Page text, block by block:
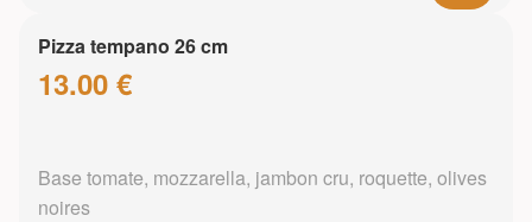
Pizza tempano 26 cm
13.00 €
Base tomate, mozzarella, jambon cru, roquette, olives
noires